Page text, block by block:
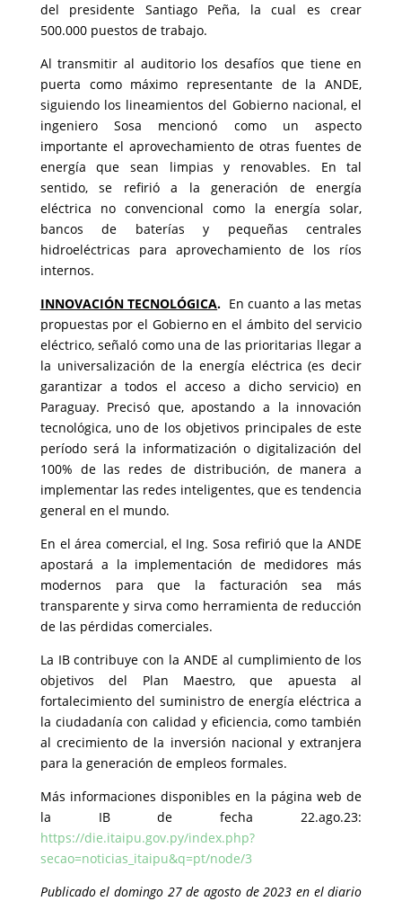
del presidente Santiago Peña, la cual es crear
500.000 puestos de trabajo.
Al transmitir al auditorio los desafíos que tiene en
puerta como máximo representante de la ANDE,
siguiendo los lineamientos del Gobierno nacional, el
ingeniero Sosa mencionó como un aspecto
importante el aprovechamiento de otras fuentes de
energía que sean limpias y renovables. En tal
sentido, se refirió a la generación de energía
eléctrica no convencional como la energía solar,
bancos de baterías y pequeñas centrales
hidroeléctricas para aprovechamiento de los ríos
internos.
INNOVACIÓN TECNOLÓGICA. En cuanto a las metas
propuestas por el Gobierno en el ámbito del servicio
eléctrico, señaló como una de las prioritarias llegar a
la universalización de la energía eléctrica (es decir
garantizar a todos el acceso a dicho servicio) en
Paraguay. Precisó que, apostando a la innovación
tecnológica, uno de los objetivos principales de este
período será la informatización o digitalización del
100% de las redes de distribución, de manera a
implementar las redes inteligentes, que es tendencia
general en el mundo.
En el área comercial, el Ing. Sosa refirió que la ANDE
apostará a la implementación de medidores más
modernos para que la facturación sea más
transparente y sirva como herramienta de reducción
de las pérdidas comerciales.
La IB contribuye con la ANDE al cumplimiento de los
objetivos del Plan Maestro, que apuesta al
fortalecimiento del suministro de energía eléctrica a
la ciudadanía con calidad y eficiencia, como también
al crecimiento de la inversión nacional y extranjera
para la generación de empleos formales.
Más informaciones disponibles en la página web de
la IB de fecha 22.ago.23:
https://die.itaipu.gov.py/index.php?
secao=noticias_itaipu&q=pt/node/3
Publicado el domingo 27 de agosto de 2023 en el diario